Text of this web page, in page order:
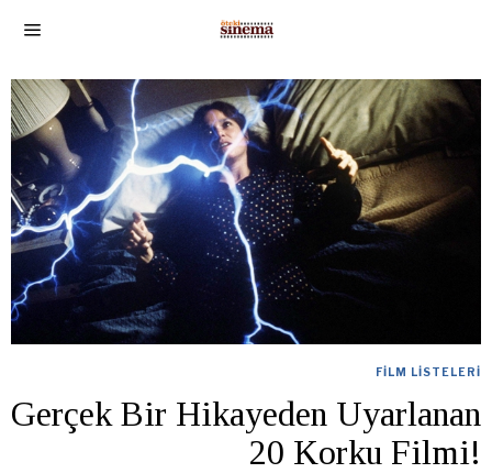
FILM LISTELERI
Gerçek Bir Hikayeden Uyarlanan
20 Korku Filmi!